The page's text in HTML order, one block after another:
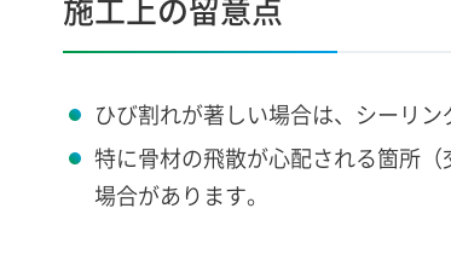
施工上の留意点
ひび割れが著しい場合は、シーリン
特に骨材の飛散が心配される箇所
場合があります。